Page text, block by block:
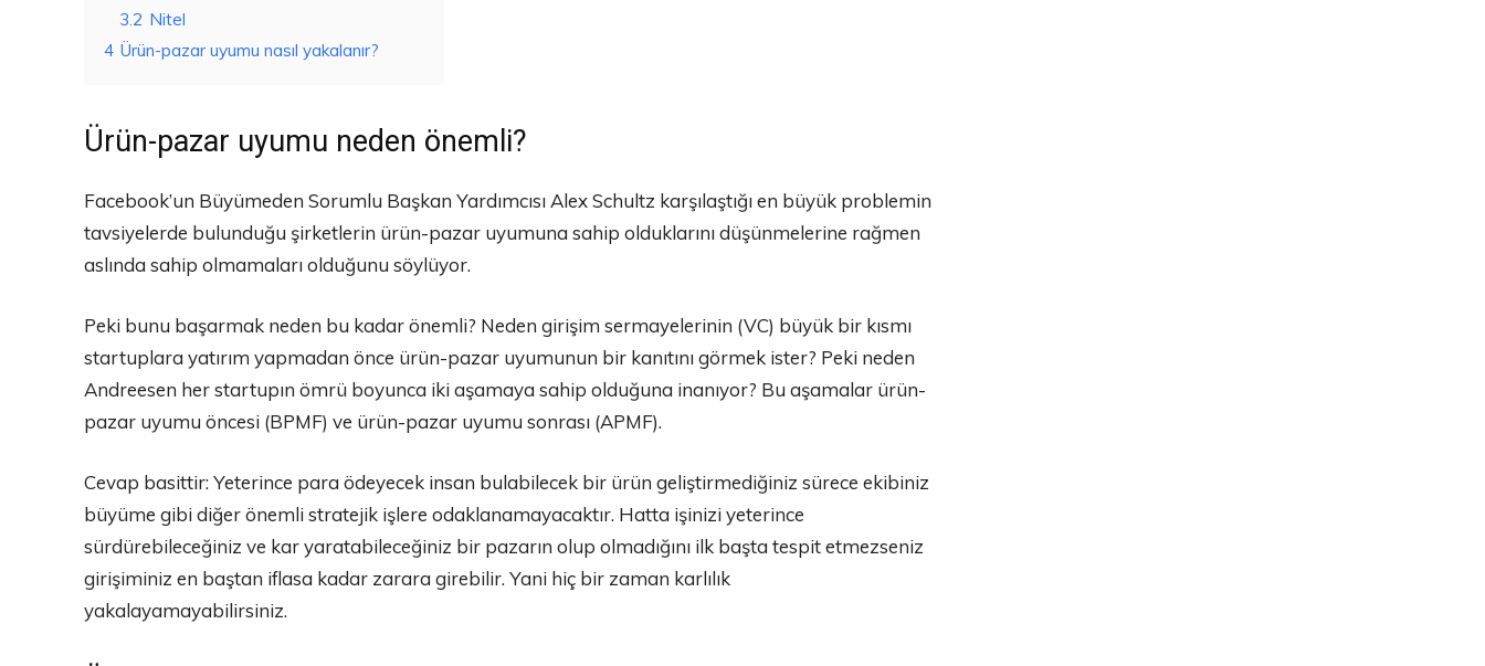
3.2 Nitel
4 Ürün-pazar uyumu nasıl yakalanır?
Ürün-pazar uyumu neden önemli?
Facebook’un Büyümeden Sorumlu Başkan Yardımcısı Alex Schultz karşılaştığı en büyük problemin
tavsiyelerde bulunduğu şirketlerin ürün-pazar uyumuna sahip olduklarını düşünmelerine rağmen
aslında sahip olmamaları olduğunu söylüyor.
Peki bunu başarmak neden bu kadar önemli? Neden girişim sermayelerinin (VC) büyük bir kısmı
startuplara yatırım yapmadan önce ürün-pazar uyumunun bir kanıtını görmek ister? Peki neden
Andreesen her startupın ömrü boyunca iki aşamaya sahip olduğuna inanıyor? Bu aşamalar ürün-
pazar uyumu öncesi (BPMF) ve ürün-pazar uyumu sonrası (APMF).
Cevap basittir: Yeterince para ödeyecek insan bulabilecek bir ürün geliştirmediğiniz sürece ekibiniz
büyüme gibi diğer önemli stratejik işlere odaklanamayacaktır. Hatta işinizi yeterince
sürdürebileceğiniz ve kar yaratabileceğiniz bir pazarın olup olmadığını ilk başta tespit etmezseniz
girişiminiz en baştan iflasa kadar zarara girebilir. Yani hiç bir zaman karlılık
yakalayamayabilirsiniz.